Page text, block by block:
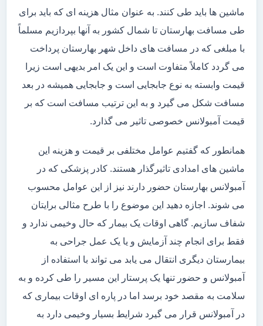
ماشین ها باید طی کنند. به عنوان مثال هزینه ای که باید برای
طی مسافت بهارستان تا شمال کشور به آنها بپردازیم مسلماً
با مبلغی که در مسافت های داخل شهر بهارستان پرداخت
می گردد کاملاً متفاوت است و این یک امر بدیهی است زیرا
قیمت وابسته به نوع جابجایی است و جابجایی همیشه در بعد
مسافت شکل می گیرد و به این ترتیب مسافت است که بر
قیمت آمبولانس خصوصی تاثیر می گذارد.
همانطور که گفتیم عوامل مختلفی بر قیمت و هزینه این
ماشین های امدادی تاثیرگذار هستند. کادر پزشکی که در
آمبولانس بهارستان حضور دارند نیز از این عوامل محسوب
می شوند. اجازه دهید این موضوع را با طرح مثالی برایتان
شفاف سازیم. گاهی اوقات یک بیمار که حال وخیمی ندارد و
فقط برای انجام چند آزمایش و یا یک عمل جراحی به
بیمارستان دیگری انتقال می یابد می تواند با استفاده از
آمبولانس و حضور تنها یک پرستار این مسیر را طی کرده و به
سلامت به مقصد خود برسد اما در پاره ای اوقات بیماری که
در آمبولانس قرار می گیرد شرایط بسیار وخیمی دارد به